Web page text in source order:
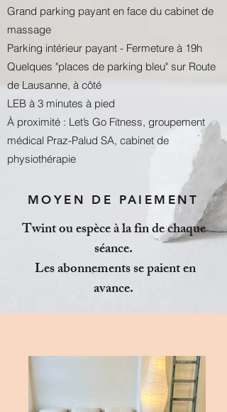
Grand parking payant en face du cabinet de
massage
Parking intérieur payant - Fermeture à 19h
Quelques "places de parking bleu" sur Route
de Lausanne, à côté
LEB à 3 minutes à pied
À proximité : Let’s Go Fitness, groupement
médical Praz-Palud SA, cabinet de
physiothérapie
MOYEN DE PAIEMENT
Twint ou espèce à la fin de chaque
séance.
Les abonnements se paient en
avance.